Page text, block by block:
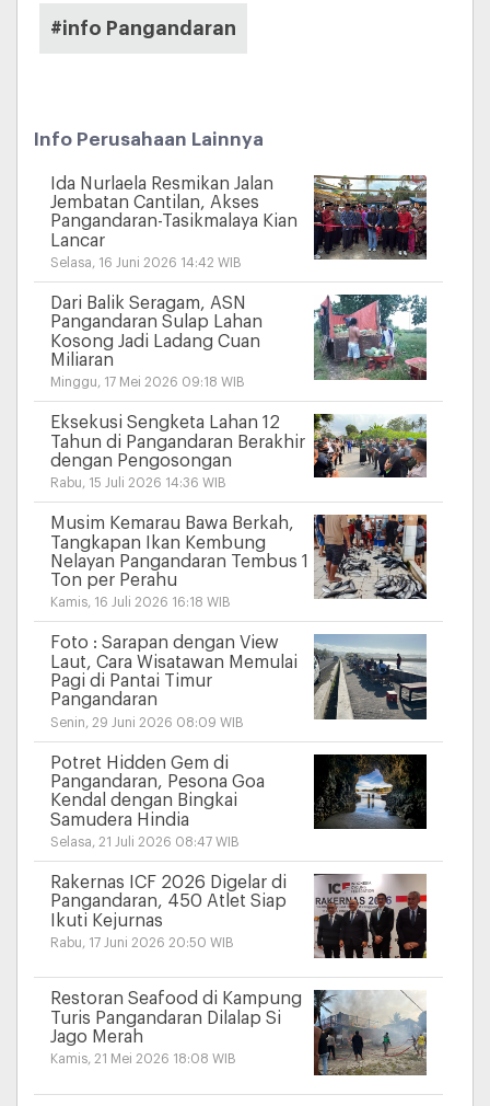
#info Pangandaran
Info Perusahaan Lainnya
Ida Nurlaela Resmikan Jalan
Jembatan Cantilan, Akses
Pangandaran-Tasikmalaya Kian
Lancar
Selasa, 16 Juni 2026 14:42 WIB
Dari Balik Seragam, ASN
Pangandaran Sulap Lahan
Kosong Jadi Ladang Cuan
Miliaran
Minggu, 17 Mei 2026 09:18 WIB
Eksekusi Sengketa Lahan 12
Tahun di Pangandaran Berakhir
dengan Pengosongan
Rabu, 15 Juli 2026 14:36 WIB
Musim Kemarau Bawa Berkah,
Tangkapan Ikan Kembung
Nelayan Pangandaran Tembus 1
Ton per Perahu
Kamis, 16 Juli 2026 16:18 WIB
Foto : Sarapan dengan View
Laut, Cara Wisatawan Memulai
Pagi di Pantai Timur
Pangandaran
Senin, 29 Juni 2026 08:09 WIB
Potret Hidden Gem di
Pangandaran, Pesona Goa
Kendal dengan Bingkai
Samudera Hindia
Selasa, 21 Juli 2026 08:47 WIB
Rakernas ICF 2026 Digelar di
Pangandaran, 450 Atlet Siap
Ikuti Kejurnas
Rabu, 17 Juni 2026 20:50 WIB
Restoran Seafood di Kampung
Turis Pangandaran Dilalap Si
Jago Merah
Kamis, 21 Mei 2026 18:08 WIB